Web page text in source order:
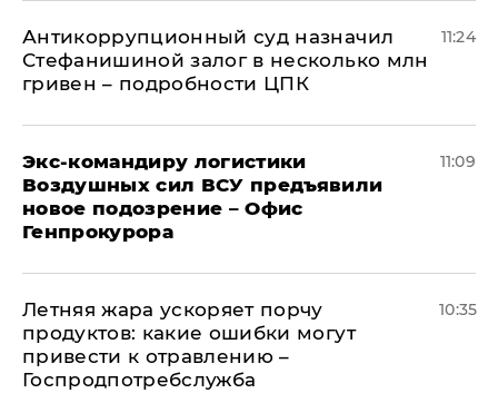
Антикоррупционный суд назначил
Стефанишиной залог в несколько млн
гривен – подробности ЦПК
11:24
Экс-командиру логистики
Воздушных сил ВСУ предъявили
новое подозрение – Офис
Генпрокурора
11:09
Летняя жара ускоряет порчу
продуктов: какие ошибки могут
привести к отравлению –
Госпродпотребслужба
10:35